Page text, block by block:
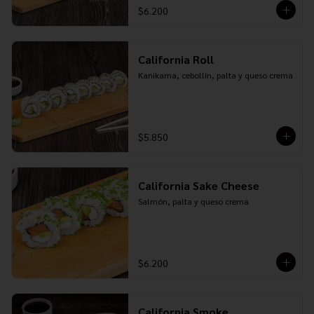
$6.200
California Roll
Kanikama, cebollín, palta y queso crema
$5.850
California Sake Cheese
Salmón, palta y queso crema
$6.200